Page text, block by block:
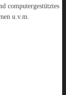
computergestütztes
u.v.m.